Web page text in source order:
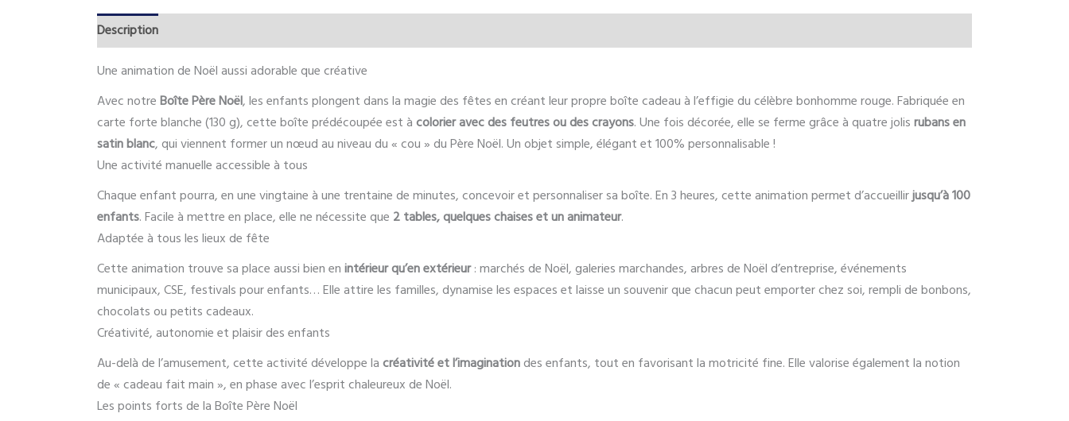
Description
Une animation de Noël aussi adorable que créative
Avec notre Boîte Père Noël, les enfants plongent dans la magie des fêtes en créant leur propre boîte cadeau à l’effigie du célèbre bonhomme rouge. Fabriquée en
carte forte blanche (130 g), cette boîte prédécoupée est à colorier avec des feutres ou des crayons. Une fois décorée, elle se ferme grâce à quatre jolis rubans en
satin blanc, qui viennent former un nœud au niveau du « cou » du Père Noël. Un objet simple, élégant et 100% personnalisable !
Une activité manuelle accessible à tous
Chaque enfant pourra, en une vingtaine à une trentaine de minutes, concevoir et personnaliser sa boîte. En 3 heures, cette animation permet d’accueillirjusqu’à 100
enfants. Facile à mettre en place, elle ne nécessite que 2 tables, quelques chaises et un animateur.
Adaptée à tous les lieux de fête
Cette animation trouve sa place aussi bien en intérieur qu’en extérieur: marchés de Noël, galeries marchandes, arbres de Noël d’entreprise, événements
municipaux, CSE, festivals pour enfants… Elle attire les familles, dynamise les espaces et laisse un souvenir que chacun peut emporter chez soi, rempli de bonbons,
chocolats ou petits cadeaux.
Créativité, autonomie et plaisir des enfants
Au-delà de l’amusement, cette activité développe la créativité et l’imagination des enfants, tout en favorisant la motricité fine. Elle valorise également la notion
de « cadeau fait main », en phase avec l’esprit chaleureux de Noël.
Les points forts de la Boîte Père Noël